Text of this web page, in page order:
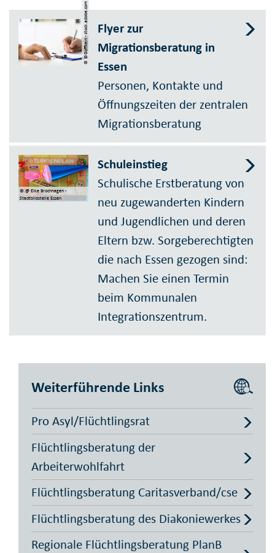
© ©Goffkein - stock.adobe.com
Flyer zur
Migrationsberatung in
Essen
Personen, Kontakte und
Öffnungszeiten der zentralen
Migrationsberatung
© @ Elke Brochhagen -
Stadtbildstelle Essen
Schuleinstieg
Schulische Erstberatung von
neu zugewanderten Kindern
und Jugendlichen und deren
Eltern bzw. Sorgeberechtigten
die nach Essen gezogen sind:
Machen Sie einen Termin
beim Kommunalen
Integrationszentrum.
Weiterführende Links
Pro Asyl/Flüchtlingsrat
Flüchtlingsberatung der
Arbeiterwohlfahrt
Flüchtlingsberatung Caritasverband/cse
Flüchtlingsberatung des Diakoniewerkes
Regionale Flüchtlingsberatung PlanB